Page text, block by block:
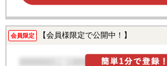
会員限定 【会員様限定で公開中！】